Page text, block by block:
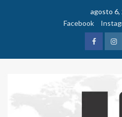
agosto 6,
Facebook
Facebook